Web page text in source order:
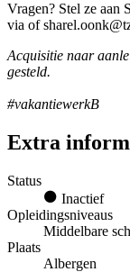
Vragen? Stel ze aan
via of
Acquisitie naar
gesteld.
#vakantiewerkB
Extra
Status
Inactief
Opleidingsniveaus
Middelbare
Plaats
Albergen